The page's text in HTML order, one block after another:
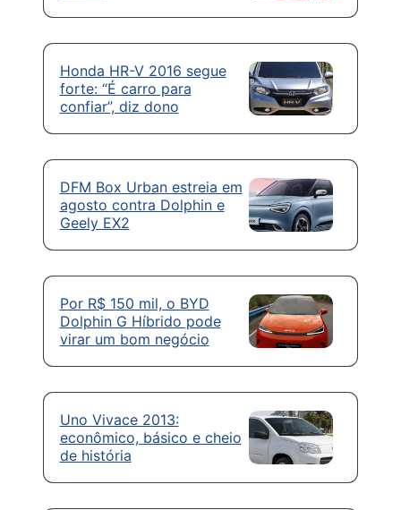
Honda HR-V 2016 segue
forte: “É carro para
confiar”, diz dono
DFM Box Urban estreia em
agosto contra Dolphin e
Geely EX2
Por R$ 150 mil, o BYD
Dolphin G Híbrido pode
virar um bom negócio
Uno Vivace 2013:
econômico, básico e cheio
de história